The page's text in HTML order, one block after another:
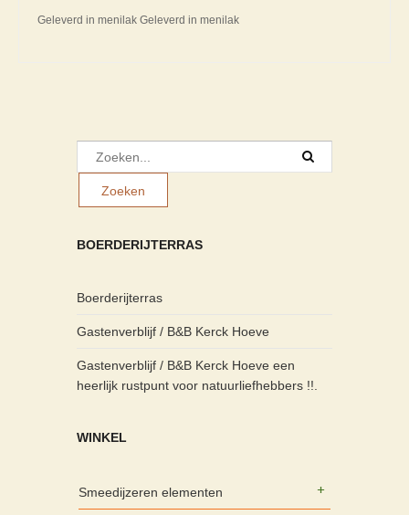
Geleverd in menilak Geleverd in menilak
BOERDERIJTERRAS
Boerderijterras
Gastenverblijf / B&B Kerck Hoeve
Gastenverblijf / B&B Kerck Hoeve een
heerlijk rustpunt voor natuurliefhebbers !!.
WINKEL
Smeedijzeren elementen